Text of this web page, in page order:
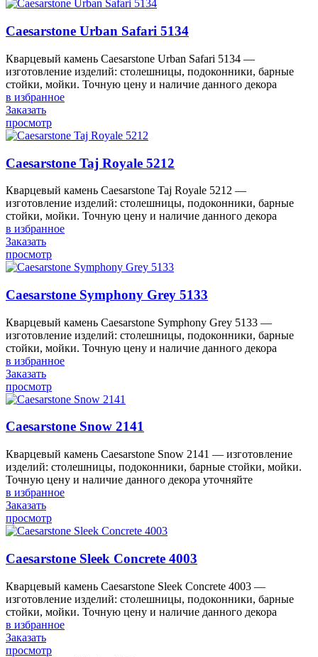
Caesarstone Urban Safari 5134
Кварцевый камень Caesarstone Urban Safari 5134 —
изготовление изделий: столешницы, подоконники, барные
стойки, мойки. Точную цену и наличие данного декора
в избранное
Заказать
просмотр
Caesarstone Taj Royale 5212
Кварцевый камень Caesarstone Taj Royale 5212 —
изготовление изделий: столешницы, подоконники, барные
стойки, мойки. Точную цену и наличие данного декора
в избранное
Заказать
просмотр
Caesarstone Symphony Grey 5133
Кварцевый камень Caesarstone Symphony Grey 5133 —
изготовление изделий: столешницы, подоконники, барные
стойки, мойки. Точную цену и наличие данного декора
в избранное
Заказать
просмотр
Caesarstone Snow 2141
Кварцевый камень Caesarstone Snow 2141 — изготовление
изделий: столешницы, подоконники, барные стойки, мойки.
Точную цену и наличие данного декора уточняйте
в избранное
Заказать
просмотр
Caesarstone Sleek Concrete 4003
Кварцевый камень Caesarstone Sleek Concrete 4003 —
изготовление изделий: столешницы, подоконники, барные
стойки, мойки. Точную цену и наличие данного декора
в избранное
Заказать
просмотр